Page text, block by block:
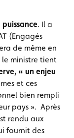
. Il a
(Engagés
de même en
le ministre tient
« un enjeu
et ces
bien rempli
pays ». Après
rendu aux
fournit des